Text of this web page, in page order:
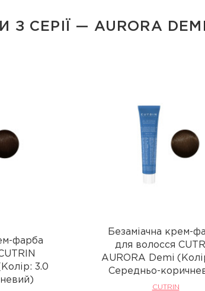
З СЕРІЇ — AURORA DEMI
фарба
3.0
Безаміачна крем-
для волосся
AURORA Demi
Середньо-
CUTRIN